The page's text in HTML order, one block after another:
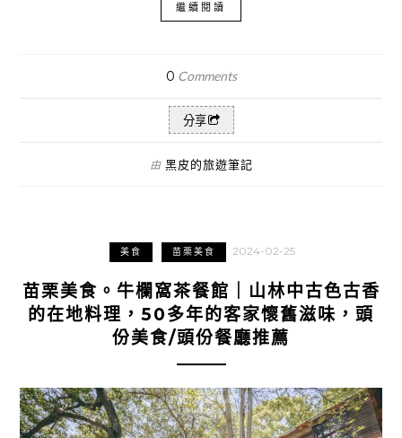
繼續閱讀
0 Comments
分享
由 黑皮的旅遊筆記
美食 苗栗美食 2024-02-25
苗栗美食。牛欄窩茶餐館｜山林中古色古香
的在地料理，50多年的客家懷舊滋味，頭
份美食/頭份餐廳推薦